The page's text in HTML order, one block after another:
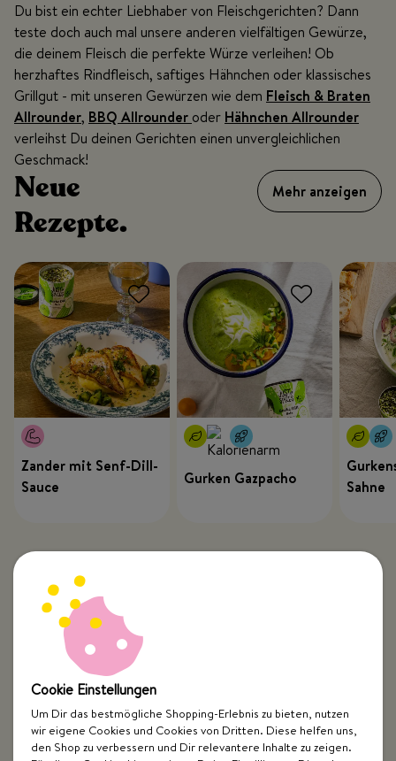
Du bist ein echter Liebhaber von Fleischgerichten? Dann
teste doch auch mal unsere anderen vielfältigen Gewürze,
die deinem Fleisch die perfekte Würze verleihen! Ob
herzhaftes Rindfleisch, saftiges Hähnchen oder klassisches
Grillgut - mit unseren Gewürzen wie dem Fleisch & Braten
Allrounder, BBQ Allrounder oder Hähnchen Allrounder
verleihst Du deinen Gerichten einen unvergleichlichen
Geschmack!
Neue
Rezepte.
Mehr anzeigen
Zander mit Senf-Dill-
Sauce
Gurken Gazpacho
Sahne
Top Kategorien
Cookie Einstellungen
Um Dir das bestmögliche Shopping-Erlebnis zu bieten, nutzen
wir eigene Cookies und Cookies von Dritten. Diese helfen uns,
den Shop zu verbessern und Dir relevantere Inhalte zu zeigen.